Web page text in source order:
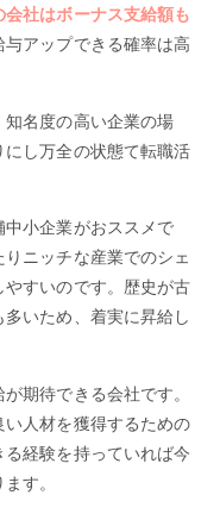
会社はボーナス支給額も
与アップできる確率は高
名度の高い企業の場
し万全の状態て転職活
小企業がおススメで
ニッチな産業でのシェ
すいのです。歴史が古
いため、着実に昇給し
期待できる会社です。
人材を獲得するための
経験を持っていれば今
す。